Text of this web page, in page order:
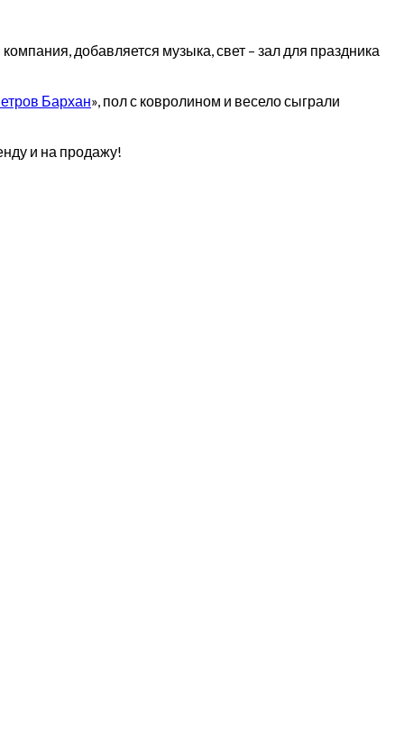
добавляется музыка, свет – зал для праздника
Бархан», пол с ковролином и весело сыграли
и на продажу!